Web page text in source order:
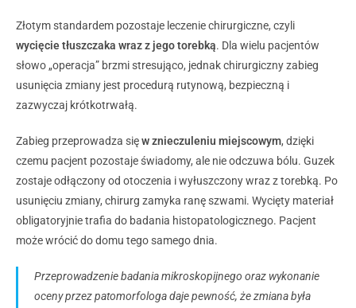
Złotym standardem pozostaje leczenie chirurgiczne, czyli
wycięcie tłuszczaka wraz z jego torebką. Dla wielu pacjentów
słowo „operacja” brzmi stresująco, jednak chirurgiczny zabieg
usunięcia zmiany jest procedurą rutynową, bezpieczną i
zazwyczaj krótkotrwałą.
Zabieg przeprowadza sięw znieczuleniu miejscowym, dzięki
czemu pacjent pozostaje świadomy, ale nie odczuwa bólu. Guzek
zostaje odłączony od otoczenia i wyłuszczony wraz z torebką. Po
usunięciu zmiany, chirurg zamyka ranę szwami. Wycięty materiał
obligatoryjnie trafia do badania histopatologicznego. Pacjent
może wrócić do domu tego samego dnia.
Przeprowadzenie badania mikroskopijnego oraz wykonanie
oceny przez patomorfologa daje pewność, że zmiana była